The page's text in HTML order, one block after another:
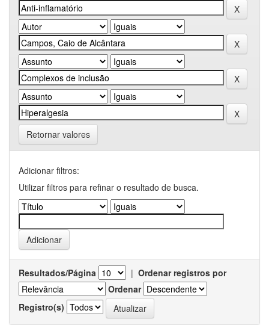
Retornar valores
Adicionar filtros:
Utilizar filtros para refinar o resultado de busca.
Resultados/Página | Ordenar registros por
Ordenar
Registro(s)